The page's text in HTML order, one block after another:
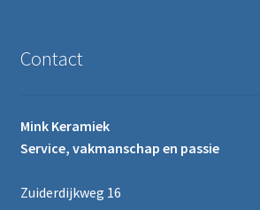
Contact
Mink Keramiek
Service, vakmanschap en passie
Zuiderdijkweg 16